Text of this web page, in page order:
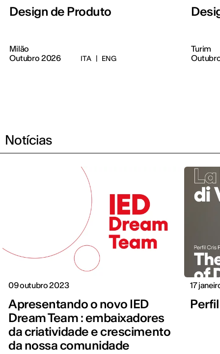
Design de Produto
Milão
Outubro 2026
ITA | ENG
Turim
Notícias
09 outubro 2023
Apresentando o novo IED
Dream Team : embaixadores
da criatividade e crescimento
da nossa comunidade
17